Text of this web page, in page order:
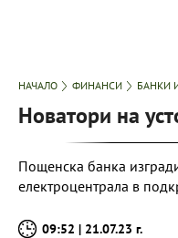
НАЧАЛО ФИНАНСИ БАНКИ
Новатори на
Пощенска банка
електроцентрала в
09:52 | 21.07.23 г.